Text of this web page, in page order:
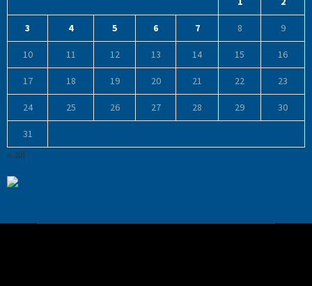
3 4 5 6 7 8 9
10 11 12 13 14 15 16
17 18 19 20 21 22 23
24 25 26 27 28 29 30
31
« Jul